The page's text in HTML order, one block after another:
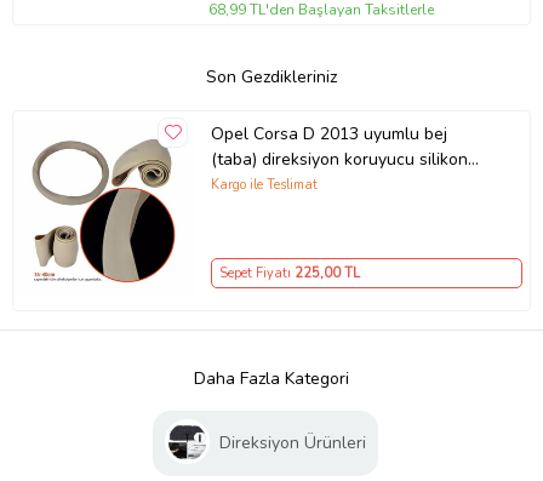
68,99 TL'den Başlayan Taksitlerle
Son Gezdikleriniz
Opel Corsa D 2013 uyumlu bej
(taba) direksiyon koruyucu silikon
kılıf
Kargo ile Teslimat
Sepet Fiyatı 225,00 TL
Daha Fazla Kategori
Direksiyon Ürünleri